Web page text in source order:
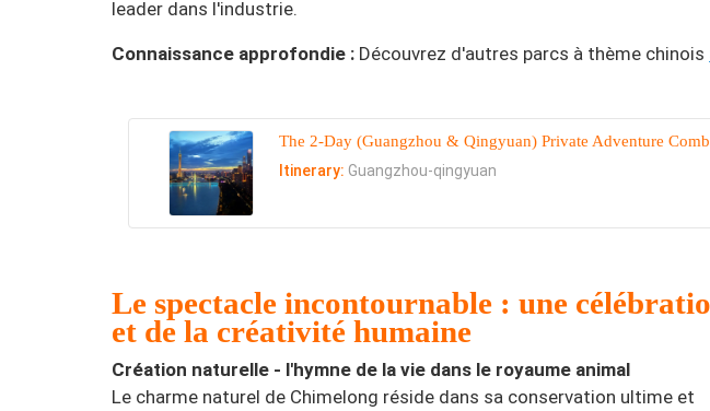
leader dans l'industrie.
Connaissance approfondie : Découvrez d'autres parcs à thème chinois
The 2-Day (Guangzhou & Qingyuan) Private Adventure
Itinerary: Guangzhou-qingyuan
Le spectacle incontournable : une
et de la créativité humaine
Création naturelle - l'hymne de la vie dans le royaume animal
Le charme naturel de Chimelong réside dans sa conservation ultime et